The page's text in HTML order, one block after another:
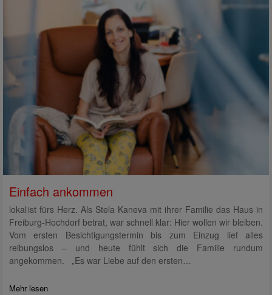
Einfach ankommen
lokal ist fürs Herz. Als Stela Kaneva mit ihrer Familie das Haus in
Freiburg-Hochdorf betrat, war schnell klar: Hier wollen wir bleiben.
Vom ersten Besichtigungstermin bis zum Einzug lief alles
reibungslos – und heute fühlt sich die Familie rundum
angekommen. „Es war Liebe auf den ersten…
Mehr lesen